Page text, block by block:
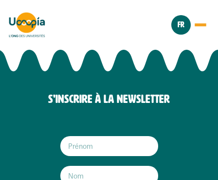
FR
S'INSCRIRE À LA NEWSLETTER